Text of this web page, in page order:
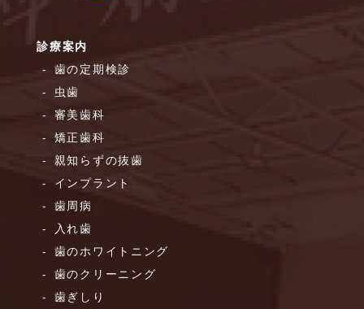
診療案内
歯の定期検診
虫歯
審美歯科
矯正歯科
親知らずの抜歯
インプラント
歯周病
入れ歯
歯のホワイトニング
歯のクリーニング
歯ぎしり